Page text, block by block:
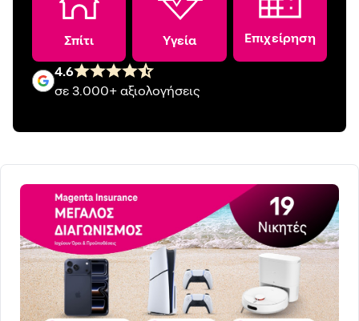
Σπίτι Υγεία Επιχείρηση
4.6
σε 3.000+ αξιολογήσεις